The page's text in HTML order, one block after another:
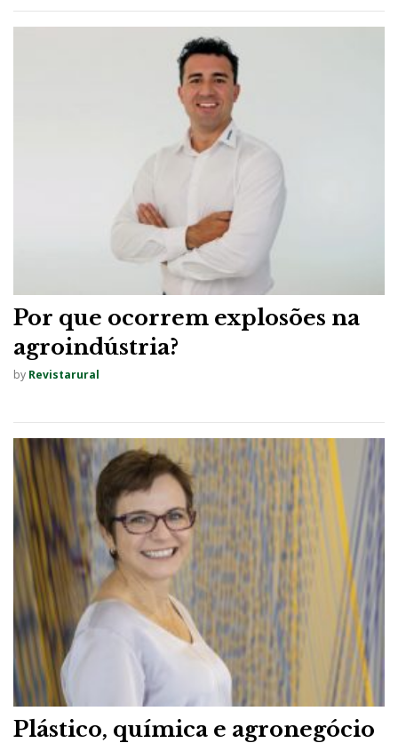
Por que ocorrem explosões na
agroindústria?
by Revistarural
Plástico, química e agronegócio